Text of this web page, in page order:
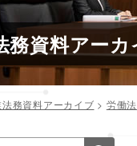
務資料アー
務資料アーカイブ > 労働法
検